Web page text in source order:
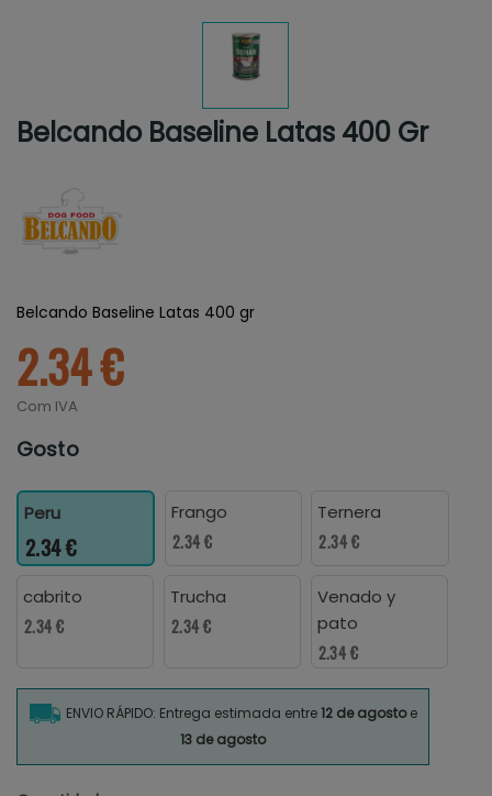
Belcando Baseline Latas 400 Gr
Belcando Baseline Latas 400 gr
2.34 €
Com IVA
Gosto
Peru
2.34 €
Frango
2.34 €
Ternera
2.34 €
cabrito
2.34 €
Trucha
2.34 €
Venado y
pato
2.34 €
ENVIO RÁPIDO: Entrega estimada entre12 de agostoe
13 de agosto